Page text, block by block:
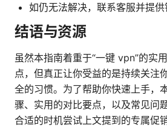
如仍无法解决，联系客服并提
结语与资源
虽然本指南着重于“一键 vpn”的实
点，但真正让你受益的是持续关注
全的习惯。为了帮助你快速上手，
骤、实用的对比要点，以及常见问
合适的时机尝试上文提到的专属促